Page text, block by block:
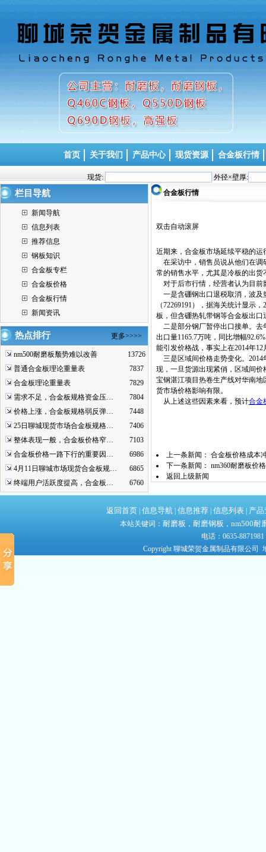
首页 关于我们 产品中心 现货资源 合金板行情
现货: 外径×壁厚:
栏目导航
新闻导航
信息列表
推荐信息
钢板知识
合金板专栏
合金板价格
合金板行情
新闻资讯
热点排行 更多>>>>
nm500耐磨板颓势难以改善
13726
普通合金板理论重量表
7837
合金板理论重量表
7829
需求不足，合金板规格资金压…
7804
价格上涨，合金板规格弱反弹…
7448
25日聊城现货市场合金板规格…
7406
整体表现一般，合金板价格窄…
7103
合金板价格一路下行的重要因…
6986
4月11日聊城市场现货合金板规…
6865
终端用户活跃度提高，合金板…
6760
合金板行情
双击自动滚屏
近期来，合金板市场延续平稳的
在采访中，销售员说从他们在调
常的销售水平，尤其是冷板的出
对于后市行情，经营者认为目前
一是含硼钢出口退税取消，波及
（72269191），据海关统计显示
板，但含硼热轧带钢等合金板出
二是部分钢厂暂停出口接单。去
出口量1165.7万吨，同比增幅
能引发价格战，事实上在2014年
三是区域间价格走势变化。2014
现，一旦货源出现紧俏，区域间
宝钢湛江项目热卷生产线对华南
货市场价格影响有限。
从上述这些因素来看，预计合金
上一条新闻： 合金板价格成本
下一条新闻： nm360耐磨板价
返回上级新闻
返回首页 信息导航 信息推荐 信息列表 产
本站关键词： 耐磨板 ， 耐磨钢板 ， nm500耐
电话：0635-
Copyright 聊城荣贺金属制品有限公